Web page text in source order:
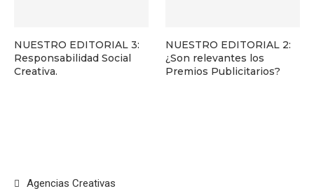
NUESTRO EDITORIAL 3:
Responsabilidad Social
Creativa.
NUESTRO EDITORIAL 2:
¿Son relevantes los
Premios Publicitarios?
Agencias Creativas